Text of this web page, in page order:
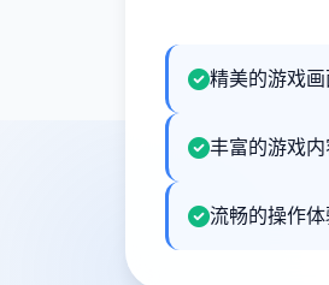
精美的游戏
丰富的游戏
流畅的操作